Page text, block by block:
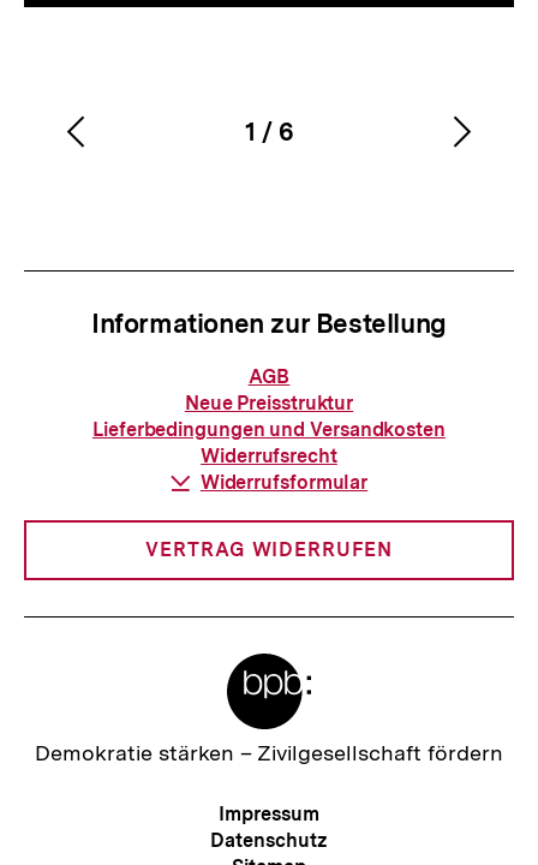
Karussellinhalt
1
von
/ 6
Vorherigen
Informationen zur Bestellung
Informationen
zur
Bestellung
AGB
Neue Preisstruktur
Lieferbedingungen und Versandkosten
Widerrufsrecht
Download-
Widerrufsformular
VERTRAG WIDERRUFEN
Zur
Demokratie stärken – Zivilgesellschaft fördern
Meta-
Navigation
Impressum
Datenschutz